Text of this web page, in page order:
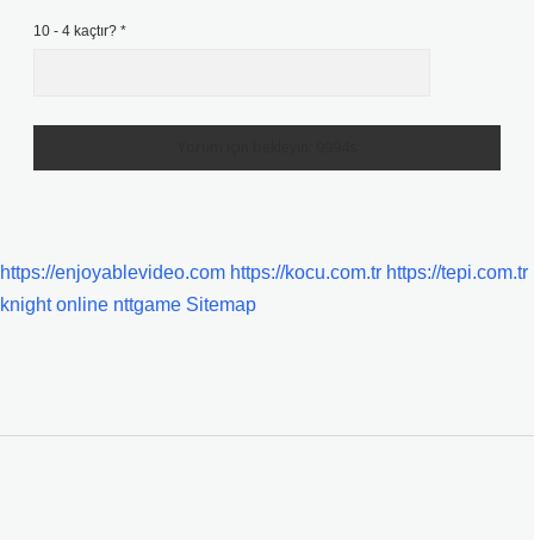
10 - 4 kaçtır? *
https://enjoyablevideo.com https://kocu.com.tr https://tepi.com.tr
knight online nttgame Sitemap